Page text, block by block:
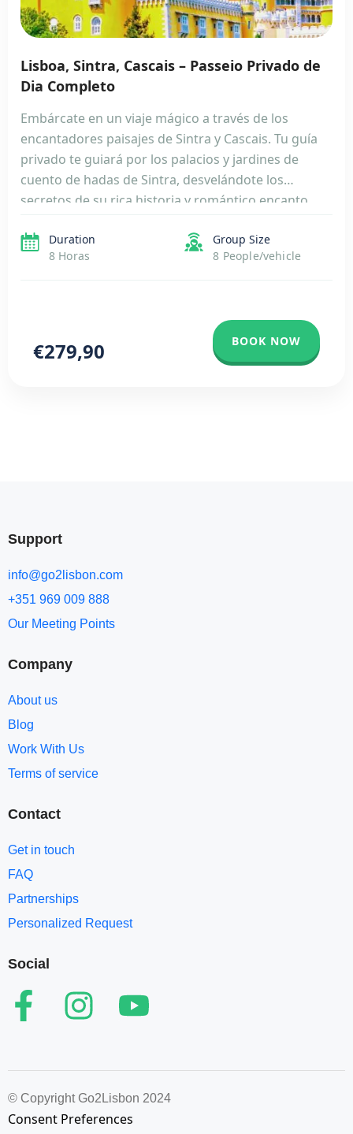
Lisboa, Sintra, Cascais – Passeio Privado de
Dia Completo
Embárcate en un viaje mágico a través de los
encantadores paisajes de Sintra y Cascais. Tu guía
privado te guiará por los palacios y jardines de
cuento de hadas de Sintra, desvelándote los
secretos de su rica historia y romántico encanto.
declarado Patrimonio de la Humanidad por la […]
Duration
8 Horas
Group Size
8 People/vehicle
€279,90 BOOK NOW
Support
info@go2lisbon.com
+351 969 009 888
Our Meeting Points
Company
About us
Blog
Work With Us
Terms of service​
Contact
Get in touch
FAQ
Partnerships
Personalized Request
Social
© Copyright Go2Lisbon 2024
Consent Preferences